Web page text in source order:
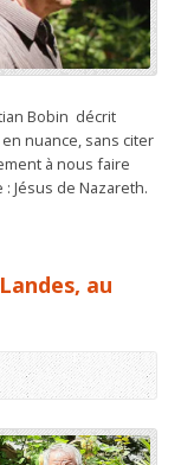
Bobin décrit
en nuance, sans citer
à nous faire
Jésus de Nazareth.
au